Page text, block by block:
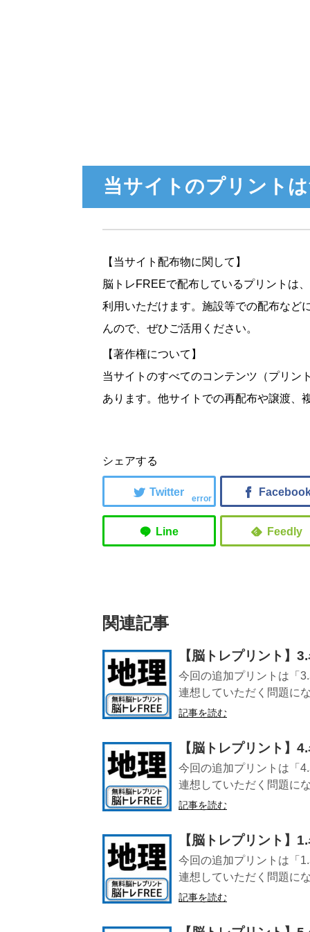
当サイトのプリント
【当サイト配布物に関して】
脳トレFREEで配布しているプリントは
利用いただけます。施設等での配布など
んので、ぜひご活用ください。
【著作権について】
当サイトのすべてのコンテンツ（プリン
あります。他サイトでの再配布や譲渡、
シェアする
error
関連記事
【脳トレプリント】
今回の追加プリントは「
連想していただく問題に
記事を読む
【脳トレプリント】
今回の追加プリントは「
連想していただく問題に
記事を読む
【脳トレプリント】
今回の追加プリントは「
連想していただく問題に
記事を読む